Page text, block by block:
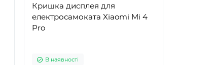
Кришка дисплея для
електросамоката Xiaomi Mi 4
Pro
В наявності